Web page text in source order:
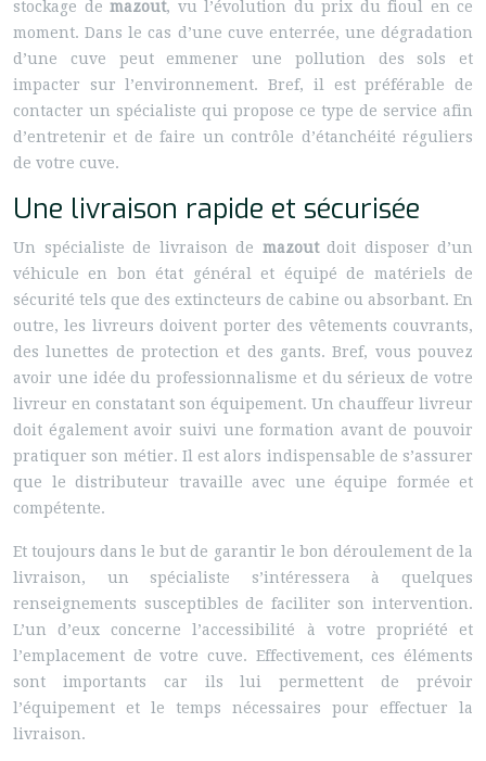
stockage de mazout, vu l’évolution du prix du fioul en ce
moment. Dans le cas d’une cuve enterrée, une dégradation
d’une cuve peut emmener une pollution des sols et
impacter sur l’environnement. Bref, il est préférable de
contacter un spécialiste qui propose ce type de service afin
d’entretenir et de faire un contrôle d’étanchéité réguliers
de votre cuve.
Une livraison rapide et sécurisée
Un spécialiste de livraison de mazoutdoit disposer d’un
véhicule en bon état général et équipé de matériels de
sécurité tels que des extincteurs de cabine ou absorbant. En
outre, les livreurs doivent porter des vêtements couvrants,
des lunettes de protection et des gants. Bref, vous pouvez
avoir une idée du professionnalisme et du sérieux de votre
livreur en constatant son équipement. Un chauffeur livreur
doit également avoir suivi une formation avant de pouvoir
pratiquer son métier. Il est alors indispensable de s’assurer
que le distributeur travaille avec une équipe formée et
compétente.
Et toujours dans le but de garantir le bon déroulement de la
livraison, un spécialiste s’intéressera à quelques
renseignements susceptibles de faciliter son intervention.
L’un d’eux concerne l’accessibilité à votre propriété et
l’emplacement de votre cuve. Effectivement, ces éléments
sont importants car ils lui permettent de prévoir
l’équipement et le temps nécessaires pour effectuer la
livraison.